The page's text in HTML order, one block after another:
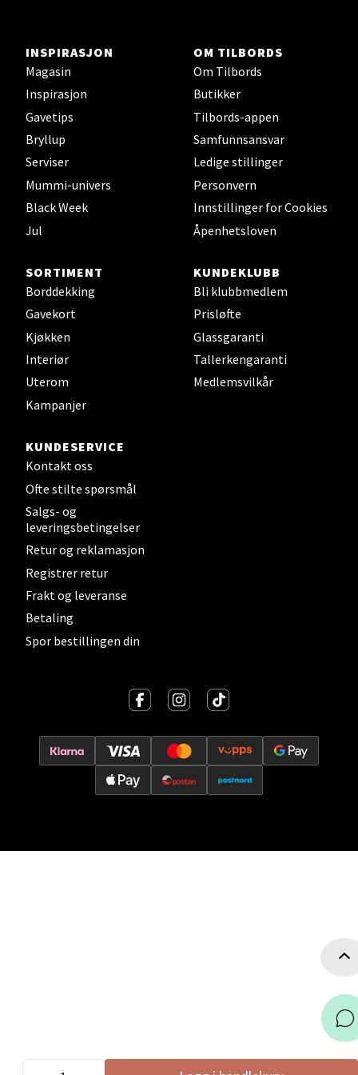
INSPIRASJON
Magasin
Inspirasjon
Gavetips
Bryllup
Serviser
Mummi-univers
Black Week
Jul
OM TILBORDS
Om Tilbords
Butikker
Tilbords-appen
Samfunnsansvar
Ledige stillinger
Personvern
Innstillinger for Cookies
Åpenhetsloven
SORTIMENT
Borddekking
Gavekort
Kjøkken
Interiør
Uterom
Kampanjer
KUNDEKLUBB
Bli klubbmedlem
Prisløfte
Glassgaranti
Tallerkengaranti
Medlemsvilkår
KUNDESERVICE
Kontakt oss
Ofte stilte spørsmål
Salgs- og
leveringsbetingelser
Retur og reklamasjon
Registrer retur
Frakt og leveranse
Betaling
Spor bestillingen din
Vitaminveien 7 - 9, 0485 Oslo
Åpent i dag 10-21
0 i butikk
Lillehammer - Strandtorget
Strandtorget, 2609 Lillehammer
Åpent i dag 09-20
0 i butikk
Velg
Strømmen - Thon Senter Strømmen
Åpent i dag 10-21
0 i butikk
Sunndalsøra - Alti Sunndal
Åpent i dag 10-19
Jessheim - Thon Senter Jessheim
Kristiansand - Thon